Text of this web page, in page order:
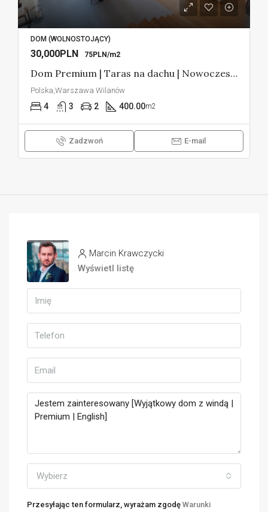
DOM (WOLNOSTOJĄCY)
30,000PLN 75PLN/m2
Dom Premium | Taras na dachu | Nowoczesny
Polska,Warszawa Wilanów
4 3 2 400.00m2
Zadzwoń E-mail
Marcin Krawczycki
Wyświetl listę
Wybierz
Przesyłając ten formularz, wyrażam zgodę Warunki